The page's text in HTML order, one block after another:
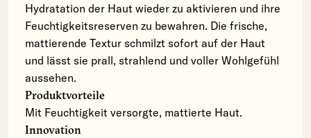
Hydratation der Haut wieder zu aktivieren und ihre
Feuchtigkeitsreserven zu bewahren. Die frische,
mattierende Textur schmilzt sofort auf der Haut
und lässt sie prall, strahlend und voller Wohlgefühl
aussehen.
Produktvorteile
Mit Feuchtigkeit versorgte, mattierte Haut.
Innovation